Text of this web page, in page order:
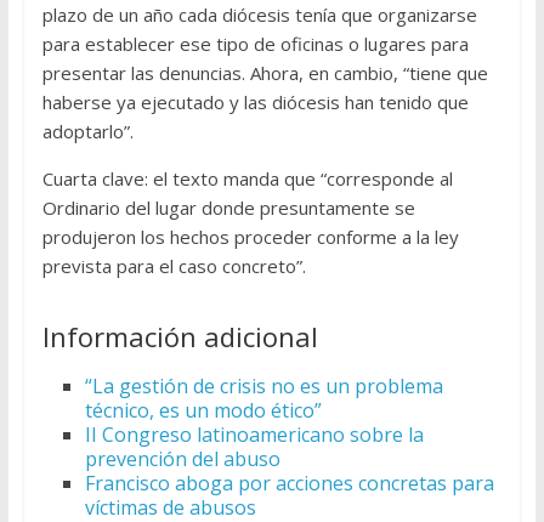
plazo de un año cada diócesis tenía que organizarse
para establecer ese tipo de oficinas o lugares para
presentar las denuncias. Ahora, en cambio, “tiene que
haberse ya ejecutado y las diócesis han tenido que
adoptarlo”.
Cuarta clave: el texto manda que “corresponde al
Ordinario del lugar donde presuntamente se
produjeron los hechos proceder conforme a la ley
prevista para el caso concreto”.
Información adicional
“La gestión de crisis no es un problema
técnico, es un modo ético”
II Congreso latinoamericano sobre la
prevención del abuso
Francisco aboga por acciones concretas para
víctimas de abusos